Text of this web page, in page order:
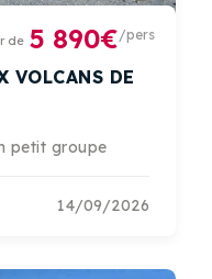
de 5 890€/pers
VOLCANS DE
petit groupe
14/09/2026